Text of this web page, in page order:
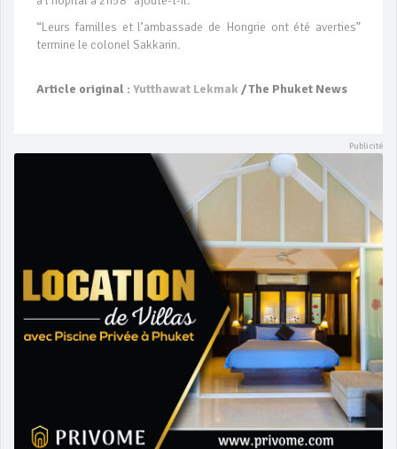
“Leurs familles et l’ambassade de Hongrie ont été averties”
termine le colonel Sakkarin.
Article original : Yutthawat Lekmak / The Phuket News